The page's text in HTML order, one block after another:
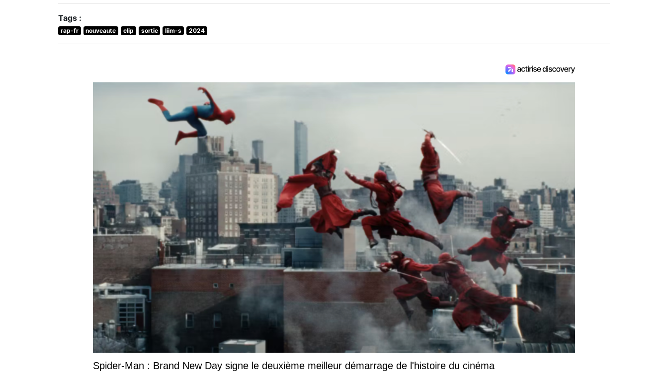
Tags :
rap-fr nouveaute clip sortie liim-s 2024
Spider-Man : Brand New Day signe le deuxième meilleur démarrage de l'histoire du cinéma